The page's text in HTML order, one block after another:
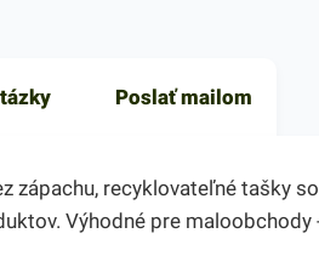
Poslať mailom
zápachu, recyklovateľné tašky
Výhodné pre